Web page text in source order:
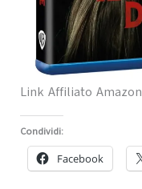
Link Affiliato Amazon
Condividi:
Facebook